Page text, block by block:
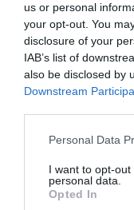
us or personal
your opt-out. You
disclosure of your
IAB’s list of
also be disclosed by
Downstream
Please note that this
not limited to your
grant or deny
use your data for
Personal Data
I want to opt-
personal data.
Opted In
2 h 6 min
Fungus Dries